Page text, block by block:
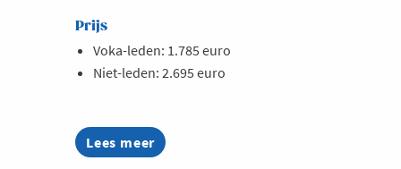
Prijs
Voka-leden: 1.785 euro
Niet-leden: 2.695 euro
Lees meer
about
AI